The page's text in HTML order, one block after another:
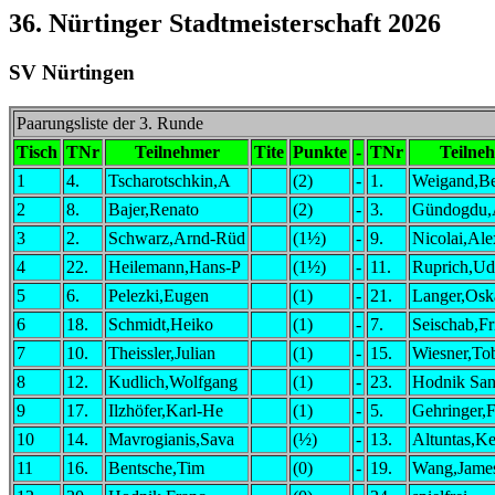
36. Nürtinger Stadtmeisterschaft 2026
SV Nürtingen
Paarungsliste der 3. Runde
Tisch TNr Teilnehmer Tite Punkte - TNr
1
4. Tscharotschkin,A (2) - 1.
2
8. Bajer,Renato (2) - 3.
3
2. Schwarz,Arnd-Rüd (1½) - 9.
4
22. Heilemann,Hans-P (1½) - 11.
5
6. Pelezki,Eugen (1) - 21.
6
18. Schmidt,Heiko (1) - 7.
7
10. Theissler,Julian (1) - 15.
8
12. Kudlich,Wolfgang (1) - 23.
Hodnik
9
17. Ilzhöfer,Karl-He (1) - 5.
10
14. Mavrogianis,Sava (½) - 13.
11
16. Bentsche,Tim (0) - 19.